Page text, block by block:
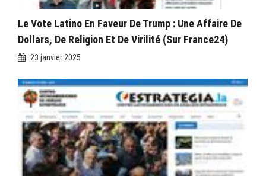
Le Vote Latino En Faveur De Trump : Une Affaire De
Dollars, De Religion Et De Virilité (sur France24)
23 janvier 2025